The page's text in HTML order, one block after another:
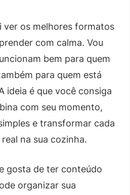
ver os melhores formatos
com calma. Vou
bem para quem
para quem está
ideia é que você consiga
com seu momento,
e transformar cada
na sua cozinha.
gosta de ter conteúdo
organizar sua